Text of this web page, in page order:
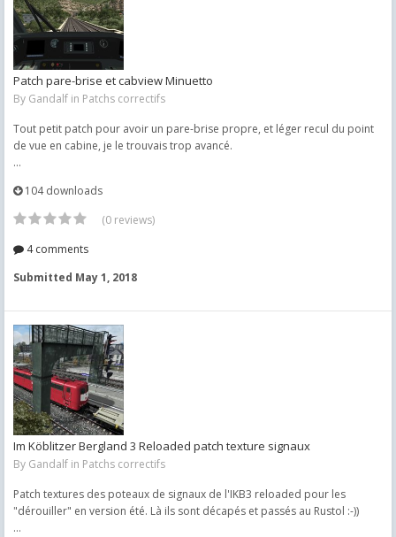
Patch pare-brise et cabview Minuetto
By Gandalf in Patchs correctifs
Tout petit patch pour avoir un pare-brise propre, et léger recul du point
de vue en cabine, je le trouvais trop avancé.
...
104 downloads
(0 reviews)
4 comments
Submitted May 1, 2018
Im Köblitzer Bergland 3 Reloaded patch texture signaux
By Gandalf in Patchs correctifs
Patch textures des poteaux de signaux de l'IKB3 reloaded pour les
"dérouiller" en version été. Là ils sont décapés et passés au Rustol :-))
...